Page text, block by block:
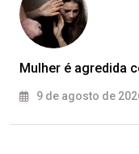
Mulher é agredida
9 de agosto de